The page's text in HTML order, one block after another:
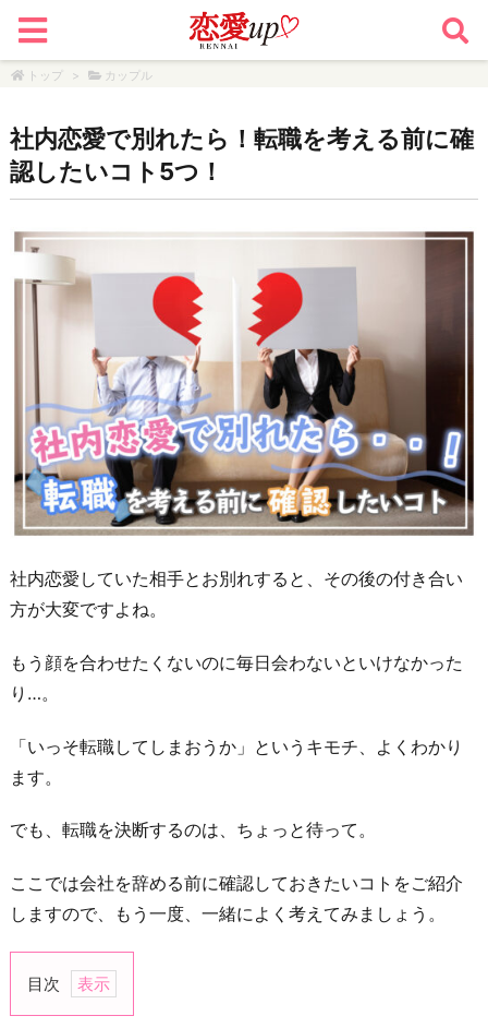
トップ > カップル
社内恋愛で別れたら！転職を考える前に確
認したいコト5つ！
社内恋愛していた相手とお別れすると、その後の付き合い
方が大変ですよね。
もう顔を合わせたくないのに毎日会わないといけなかった
り…。
「いっそ転職してしまおうか」というキモチ、よくわかり
ます。
でも、転職を決断するのは、ちょっと待って。
ここでは会社を辞める前に確認しておきたいコトをご紹介
しますので、もう一度、一緒によく考えてみましょう。
目次
1.